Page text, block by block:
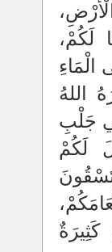
لَكُمْ،
الْمَاءِ
اللهُ
جَلْبِ
لَكُمْ